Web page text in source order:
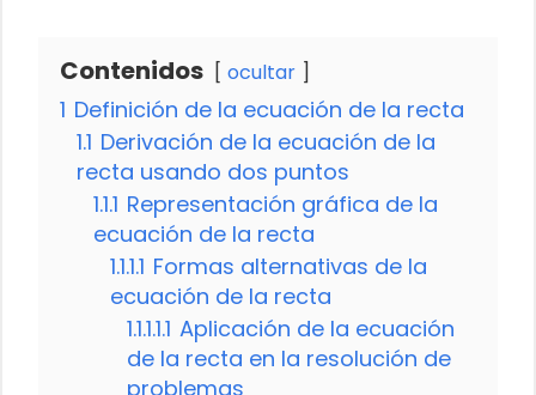
Contenidos ocultar
1 Definición de la ecuación de la recta
1.1 Derivación de la ecuación de la
recta usando dos puntos
1.1.1 Representación gráfica de la
ecuación de la recta
1.1.1.1 Formas alternativas de la
ecuación de la recta
1.1.1.1.1 Aplicación de la ecuación
de la recta en la resolución de
problemas